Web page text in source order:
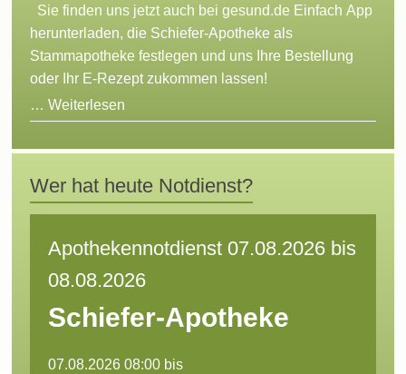
Sie finden uns jetzt auch bei gesund.de Einfach App
herunterladen, die Schiefer-Apotheke als
Stammapotheke festlegen und uns Ihre Bestellung
oder Ihr E-Rezept zukommen lassen!
…Weiterlesen
Wer hat heute Notdienst?
Apothekennotdienst 07.08.2026 bis
08.08.2026
Schiefer-Apotheke
07.08.2026 08:00 bis